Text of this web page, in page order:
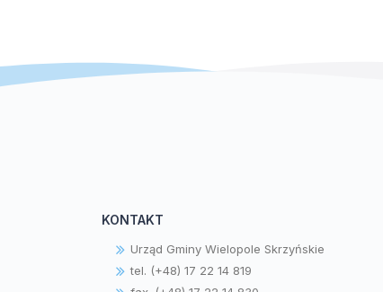
KONTAKT
Urząd Gminy Wielopole Skrzyńskie
tel. (+48) 17 22 14 819